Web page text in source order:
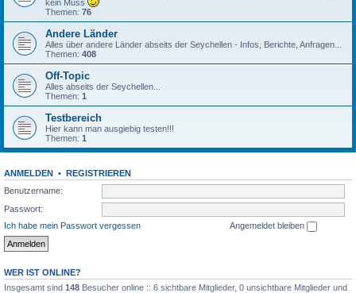
kein Muss
Themen: 76
Andere Länder
Alles über andere Länder abseits der Seychellen - Infos, Berichte, Anfragen...
Themen: 408
Off-Topic
Alles abseits der Seychellen...
Themen: 1
Testbereich
Hier kann man ausgiebig testen!!!
Themen: 1
ANMELDEN • REGISTRIEREN
Benutzername:
Passwort:
Ich habe mein Passwort vergessen
Angemeldet bleiben
WER IST ONLINE?
Insgesamt sind 148 Besucher online :: 6 sichtbare Mitglieder, 0 unsichtbare Mitglieder und